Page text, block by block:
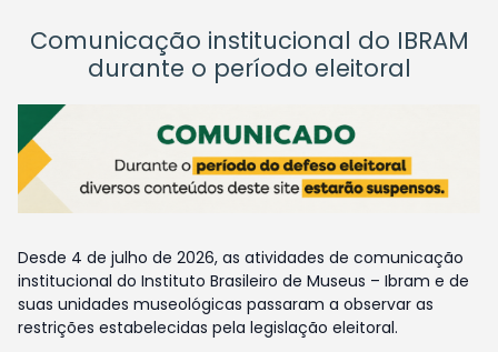
Comunicação institucional do IBRAM
durante o período eleitoral
Desde 4 de julho de 2026, as atividades de comunicação
institucional do Instituto Brasileiro de Museus – Ibram e de
suas unidades museológicas passaram a observar as
restrições estabelecidas pela legislação eleitoral.